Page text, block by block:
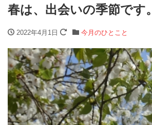
春は、出会いの季節です。
2022年4月1日 今月のひとこと